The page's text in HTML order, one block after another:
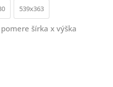
539x363
šírka x výška